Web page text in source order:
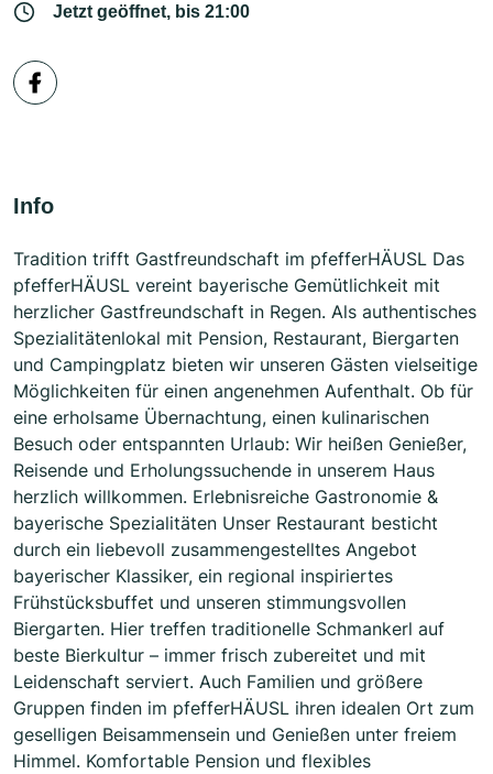
Jetzt geöffnet, bis 21:00
Info
Tradition trifft Gastfreundschaft im pfefferHÄUSL Das
pfefferHÄUSL vereint bayerische Gemütlichkeit mit
herzlicher Gastfreundschaft in Regen. Als authentisches
Spezialitätenlokal mit Pension, Restaurant, Biergarten
und Campingplatz bieten wir unseren Gästen vielseitige
Möglichkeiten für einen angenehmen Aufenthalt. Ob für
eine erholsame Übernachtung, einen kulinarischen
Besuch oder entspannten Urlaub: Wir heißen Genießer,
Reisende und Erholungssuchende in unserem Haus
herzlich willkommen. Erlebnisreiche Gastronomie &
bayerische Spezialitäten Unser Restaurant besticht
durch ein liebevoll zusammengestelltes Angebot
bayerischer Klassiker, ein regional inspiriertes
Frühstücksbuffet und unseren stimmungsvollen
Biergarten. Hier treffen traditionelle Schmankerl auf
beste Bierkultur – immer frisch zubereitet und mit
Leidenschaft serviert. Auch Familien und größere
Gruppen finden im pfefferHÄUSL ihren idealen Ort zum
geselligen Beisammensein und Genießen unter freiem
Himmel. Komfortable Pension und flexibles